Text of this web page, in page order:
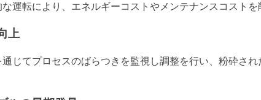
運転により、エネルギーコストやメンテナンスコストを
上
通じてプロセスのばらつきを監視し調整を行い、粉砕さ